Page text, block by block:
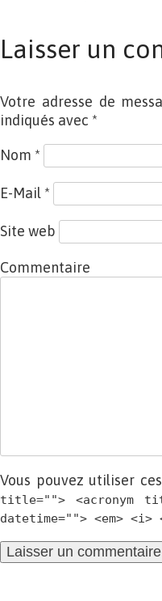
Laisser un
Votre adresse de
indiqués avec *
Nom *
E-Mail *
Site web
Commentaire
Vous pouvez utiliser
title=""> <acronym
datetime=""> <em>